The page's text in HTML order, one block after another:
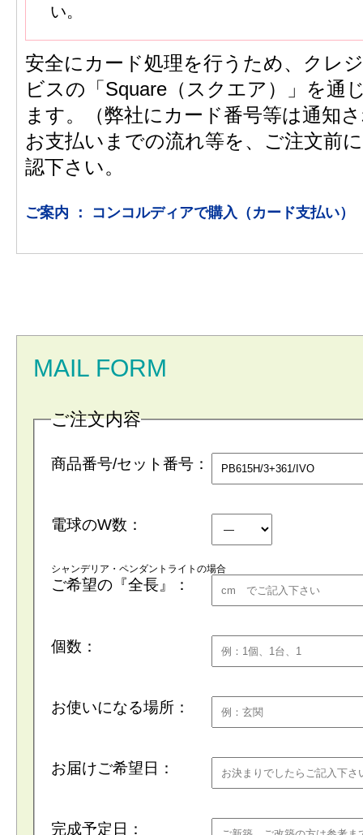
い。
安全にカード処理を行うため、クレ
ビスの「Square（スクエア）」を通
ます。（弊社にカード番号等は通知
お支払いまでの流れ等を、ご注文前
認下さい。
ご案内 ： コンコルディアで購入（カード支払い）
MAIL FORM
ご注文内容
商品番号/セット番号：
電球のW数：
シャンデリア・ペンダントライトの場合
ご希望の『全長』：
個数：
お使いになる場所：
お届けご希望日：
完成予定日：